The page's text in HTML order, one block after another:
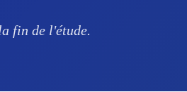
fin de l'étude.